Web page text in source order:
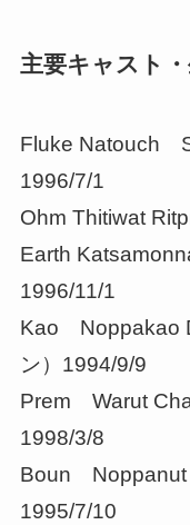
主要キャスト・
Fluke Natouch
1996/7/1
Ohm Thitiwat
Earth
1996/11/1
Kao Noppakao
ン）1994/9/9
Prem Warut
1998/3/8
Boun Noppanut
1995/7/10